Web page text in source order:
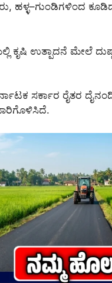
ಹಳ್ಳ–ಗುಂಡಿಗಳಿಂದ
ಕೃಷಿ ಉತ್ಪಾದನೆ ಮೇಲೆ
ಸರ್ಕಾರ ರೈತರ